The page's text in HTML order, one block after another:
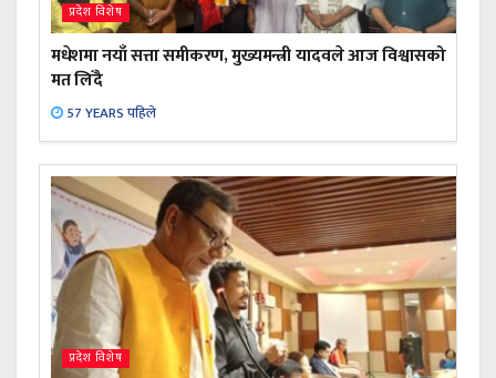
प्रदेश विशेष
मधेशमा नयाँ सत्ता समीकरण, मुख्यमन्त्री यादवले आज विश्वासको
मत लिँदै
57 YEARS पहिले
प्रदेश विशेष